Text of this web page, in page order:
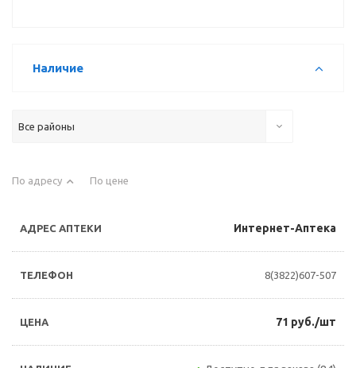
Наличие
Все районы
По адресу По цене
Интернет-Аптека
8(3822)607-507
71 руб./шт